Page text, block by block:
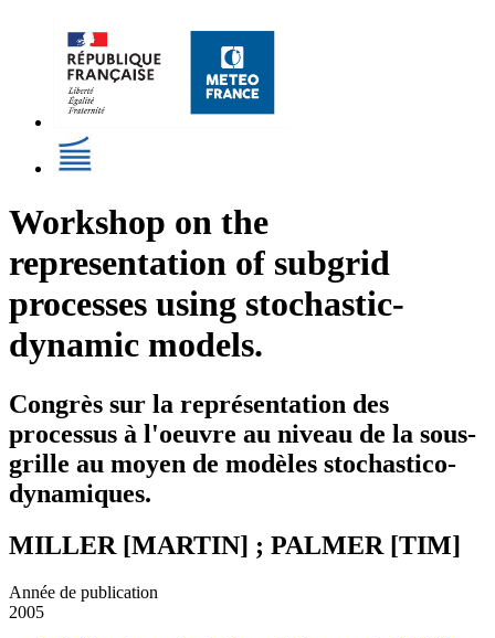
Workshop on the
representation of subgrid
processes using stochastic-
dynamic models.
Congrès sur la représentation des
processus à l'oeuvre au niveau de la sous-
grille au moyen de modèles stochastico-
dynamiques.
MILLER [MARTIN] ; PALMER [TIM]
Année de publication
2005